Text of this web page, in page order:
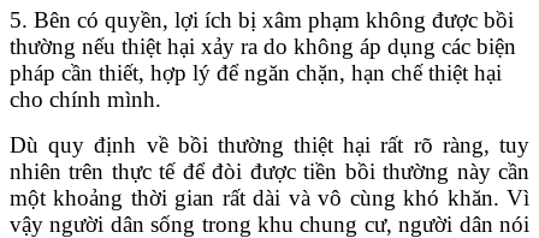
5. Bên có quyền, lợi ích bị xâm phạm không được bồi
thường nếu thiệt hại xảy ra do không áp dụng các biện
pháp cần thiết, hợp lý để ngăn chặn, hạn chế thiệt hại
cho chính mình.
Dù quy định về bồi thường thiệt hại rất rõ ràng, tuy
nhiên trên thực tế để đòi được tiền bồi thường này cần
một khoảng thời gian rất dài và vô cùng khó khăn. Vì
vậy người dân sống trong khu chung cư, người dân nói